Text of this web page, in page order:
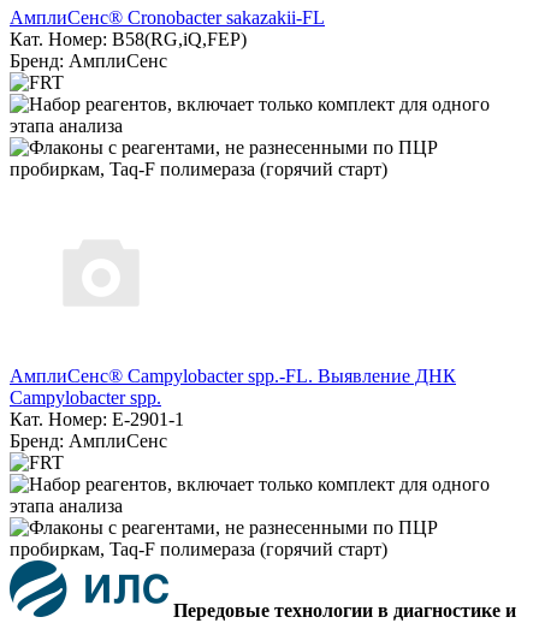
АмплиСенс® Cronobacter sakazakii-FL
Кат. Номер: B58(RG,iQ,FEP)
Бренд: АмплиСенс
АмплиСенс® Campylobacter spp.-FL. Выявление ДНК
Campylobacter spp.
Кат. Номер: E-2901-1
Бренд: АмплиСенс
Передовые технологии в диагностике и